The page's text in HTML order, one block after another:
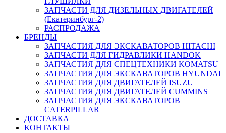
ЗАПЧАСТИ ДЛЯ ДИЗЕЛЬНЫХ ДВИГАТЕЛЕЙ
(Екатеринбург-2)
РАСПРОДАЖА
БРЕНДЫ
ЗАПЧАСТИЯ ДЛЯ ЭКСКАВАТОРОВ HITACHI
ЗАПЧАСТИ ДЛЯ ГИДРАВЛИКИ HANDOK
ЗАПЧАСТИЯ ДЛЯ СПЕЦТЕХНИКИ KOMATSU
ЗАПЧАСТИЯ ДЛЯ ЭКСКАВАТОРОВ HYUNDAI
ЗАПЧАСТИЯ ДЛЯ ДВИГАТЕЛЕЙ ISUZU
ЗАПЧАСТИЯ ДЛЯ ДВИГАТЕЛЕЙ CUMMINS
ЗАПЧАСТИЯ ДЛЯ ЭКСКАВАТОРОВ
CATERPILLAR
ДОСТАВКА
КОНТАКТЫ